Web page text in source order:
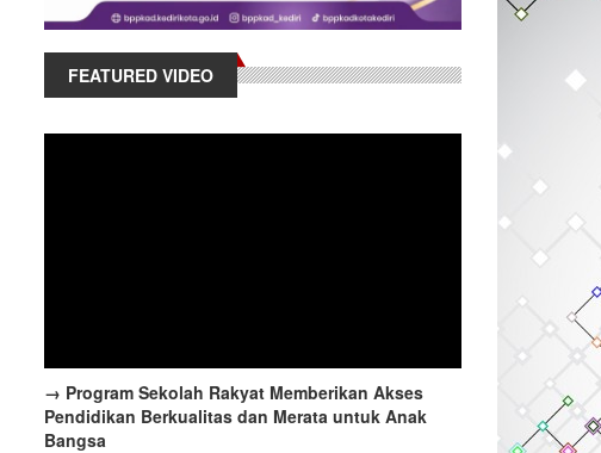
FEATURED VIDEO
→ Program Sekolah Rakyat Memberikan Akses
Pendidikan Berkualitas dan Merata untuk Anak
Bangsa